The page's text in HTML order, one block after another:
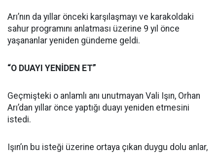
Arı’nın da yıllar önceki karşılaşmayı ve karakoldaki
sahur programını anlatması üzerine 9 yıl önce
yaşananlar yeniden gündeme geldi.
“O DUAYI YENİDEN ET”
Geçmişteki o anlamlı anı unutmayan Vali Işın, Orhan
Arı’dan yıllar önce yaptığı duayı yeniden etmesini
istedi.
Işın’ın bu isteği üzerine ortaya çıkan duygu dolu anlar,